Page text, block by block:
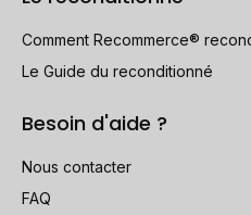
Comment Recommerce®
Le Guide du reconditionné
Besoin d'aide ?
Nous contacter
FAQ